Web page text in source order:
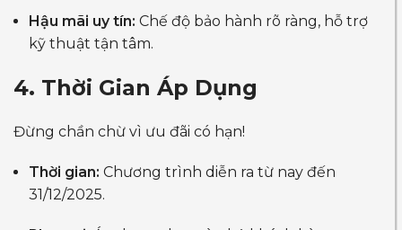
Hậu mãi uy tín: Chế độ bảo hành rõ ràng, hỗ trợ
kỹ thuật tận tâm.
4. Thời Gian Áp Dụng
Đừng chần chừ vì ưu đãi có hạn!
Thời gian: Chương trình diễn ra từ nay đến
31/12/2025.